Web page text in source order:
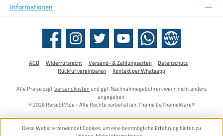
Informationen
Facebook Instagram Twitter YouTube WhatsApp Website
AGB Widerrufsrecht Versand- & Zahlungsarten
Datenschutz
Rückruf vereinbaren
Kontakt per Whatsapp
Alle Preise zzgl.Versandkostenund ggf. Nachnahmegebühren, wenn nicht anders
angegeben.
© 2026 ReiseSIM.de - Alle Rechte vorbehalten. Theme byThemeWare®
Diese Website verwendet Cookies, um eine bestmögliche Erfahrung bieten zu